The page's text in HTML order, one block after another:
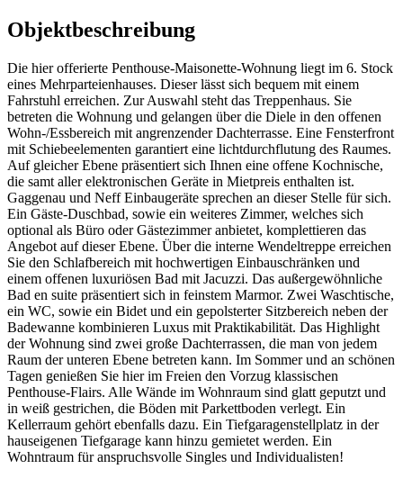
Objektbeschreibung
Die hier offerierte Penthouse-Maisonette-Wohnung liegt im 6. Stock
eines Mehrparteienhauses. Dieser lässt sich bequem mit einem
Fahrstuhl erreichen. Zur Auswahl steht das Treppenhaus. Sie
betreten die Wohnung und gelangen über die Diele in den offenen
Wohn-/Essbereich mit angrenzender Dachterrasse. Eine Fensterfront
mit Schiebeelementen garantiert eine lichtdurchflutung des Raumes.
Auf gleicher Ebene präsentiert sich Ihnen eine offene Kochnische,
die samt aller elektronischen Geräte in Mietpreis enthalten ist.
Gaggenau und Neff Einbaugeräte sprechen an dieser Stelle für sich.
Ein Gäste-Duschbad, sowie ein weiteres Zimmer, welches sich
optional als Büro oder Gästezimmer anbietet, komplettieren das
Angebot auf dieser Ebene. Über die interne Wendeltreppe erreichen
Sie den Schlafbereich mit hochwertigen Einbauschränken und
einem offenen luxuriösen Bad mit Jacuzzi. Das außergewöhnliche
Bad en suite präsentiert sich in feinstem Marmor. Zwei Waschtische,
ein WC, sowie ein Bidet und ein gepolsterter Sitzbereich neben der
Badewanne kombinieren Luxus mit Praktikabilität. Das Highlight
der Wohnung sind zwei große Dachterrassen, die man von jedem
Raum der unteren Ebene betreten kann. Im Sommer und an schönen
Tagen genießen Sie hier im Freien den Vorzug klassischen
Penthouse-Flairs. Alle Wände im Wohnraum sind glatt geputzt und
in weiß gestrichen, die Böden mit Parkettboden verlegt. Ein
Kellerraum gehört ebenfalls dazu. Ein Tiefgaragenstellplatz in der
hauseigenen Tiefgarage kann hinzu gemietet werden. Ein
Wohntraum für anspruchsvolle Singles und Individualisten!